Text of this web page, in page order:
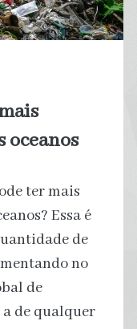
oceanos
ter mais
Essa é
de
no
de
de qualquer